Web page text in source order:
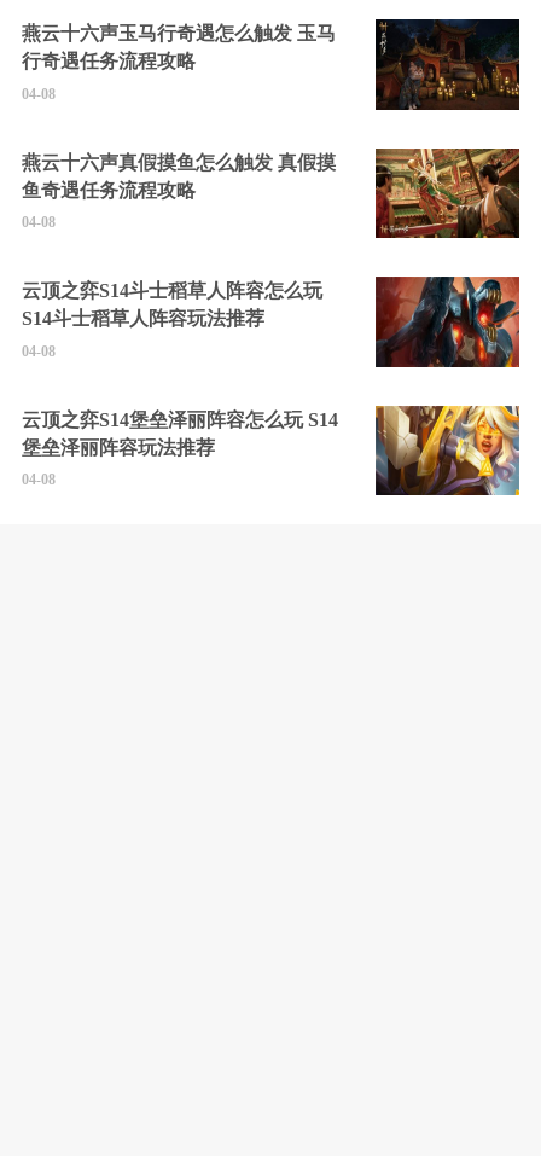
燕云十六声玉马行奇遇怎么触发 玉马
行奇遇任务流程攻略
04-08
燕云十六声真假摸鱼怎么触发 真假摸
鱼奇遇任务流程攻略
04-08
云顶之弈S14斗士稻草人阵容怎么玩
S14斗士稻草人阵容玩法推荐
04-08
云顶之弈S14堡垒泽丽阵容怎么玩 S14
堡垒泽丽阵容玩法推荐
04-08